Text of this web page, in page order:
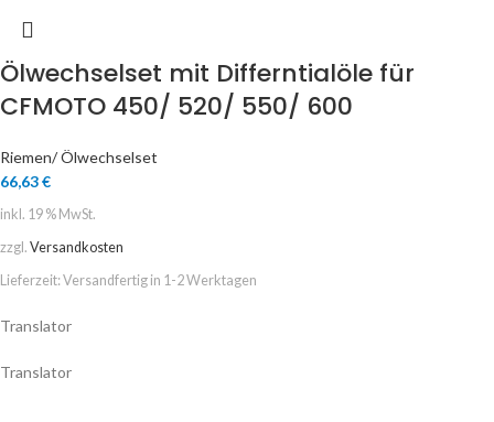
Ölwechselset mit Differntialöle für
CFMOTO 450/ 520/ 550/ 600
Riemen/ Ölwechselset
66,63€
inkl. 19 % MwSt.
zzgl. Versandkosten
Lieferzeit: Versandfertig in 1-2 Werktagen
Translator
Translator